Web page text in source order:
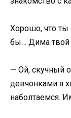
Хорошо, что ты
бы… Дима твой
— Ой, скучный
девчонками я
наболтаемся.